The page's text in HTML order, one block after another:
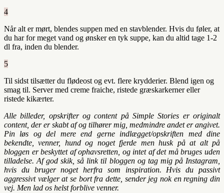
4
Når alt er mørt, blendes suppen med en stavblender. Hvis du føler, at
du har for meget vand og ønsker en tyk suppe, kan du altid tage 1-2
dl fra, inden du blender.
5
Til sidst tilsætter du flødeost og evt. flere krydderier. Blend igen og
smag til. Server med creme fraiche, ristede græskarkerner eller
ristede kikærter.
Alle billeder, opskrifter og content på Simple Stories er originalt
content, der er skabt af og tilhører mig, medmindre andet er angivet.
Pin løs og del mere end gerne indlægget/opskriften med dine
bekendte, venner, hund og noget fjerde men husk på at alt på
bloggen er beskyttet af ophavsretten, og intet af det må bruges uden
tilladelse. Af god skik, så link til bloggen og tag mig på Instagram,
hvis du bruger noget herfra som inspiration. Hvis du passivt
aggressivt vælger at se bort fra dette, sender jeg nok en regning din
vej. Men lad os helst forblive venner.